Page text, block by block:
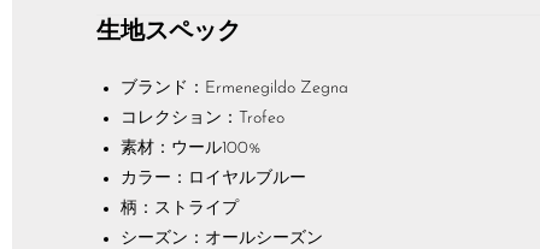
生地スペック
ブランド：Ermenegildo Zegna
コレクション：Trofeo
素材：ウール100%
カラー：ロイヤルブルー
柄：ストライプ
シーズン：オールシーズン